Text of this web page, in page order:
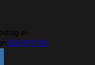
av
020-81 91 00.